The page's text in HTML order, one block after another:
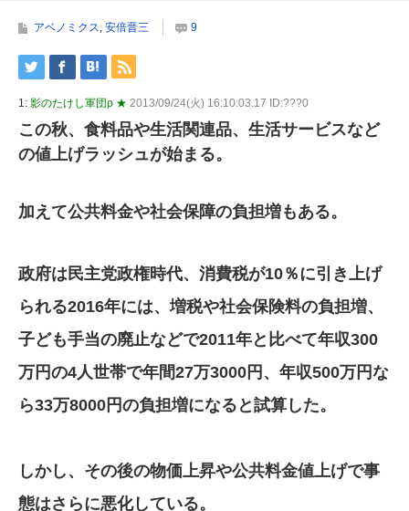
アベノミクス, 安倍晋三 9
1: 影のたけし軍団ρ ★ 2013/09/24(火) 16:10:03.17 ID:???0
この秋、食料品や生活関連品、生活サービスなど
の値上げラッシュが始まる。
加えて公共料金や社会保障の負担増もある。
政府は民主党政権時代、消費税が10％に引き上げ
られる2016年には、増税や社会保険料の負担増、
子ども手当の廃止などで2011年と比べて年収300
万円の4人世帯で年間27万3000円、年収500万円な
ら33万8000円の負担増になると試算した。
しかし、その後の物価上昇や公共料金値上げで事
態はさらに悪化している。